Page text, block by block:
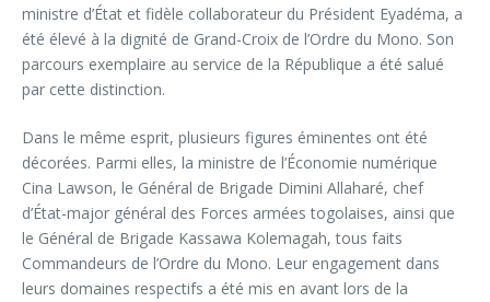
ministre d’État et fidèle collaborateur du Président Eyadéma, a
été élevé à la dignité de Grand-Croix de l’Ordre du Mono. Son
parcours exemplaire au service de la République a été salué
par cette distinction.
Dans le même esprit, plusieurs figures éminentes ont été
décorées. Parmi elles, la ministre de l’Économie numérique
Cina Lawson, le Général de Brigade Dimini Allaharé, chef
d’État-major général des Forces armées togolaises, ainsi que
le Général de Brigade Kassawa Kolemagah, tous faits
Commandeurs de l’Ordre du Mono. Leur engagement dans
leurs domaines respectifs a été mis en avant lors de la